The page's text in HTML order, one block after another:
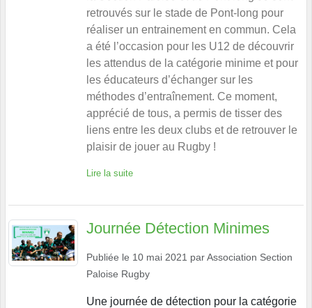
retrouvés sur le stade de Pont-long pour
réaliser un entrainement en commun. Cela
a été l’occasion pour les U12 de découvrir
les attendus de la catégorie minime et pour
les éducateurs d’échanger sur les
méthodes d’entraînement. Ce moment,
apprécié de tous, a permis de tisser des
liens entre les deux clubs et de retrouver le
plaisir de jouer au Rugby !
Lire la suite
Journée Détection Minimes
Publiée le 10 mai 2021 parAssociation Section
Paloise Rugby
Une journée de détection pour la catégorie